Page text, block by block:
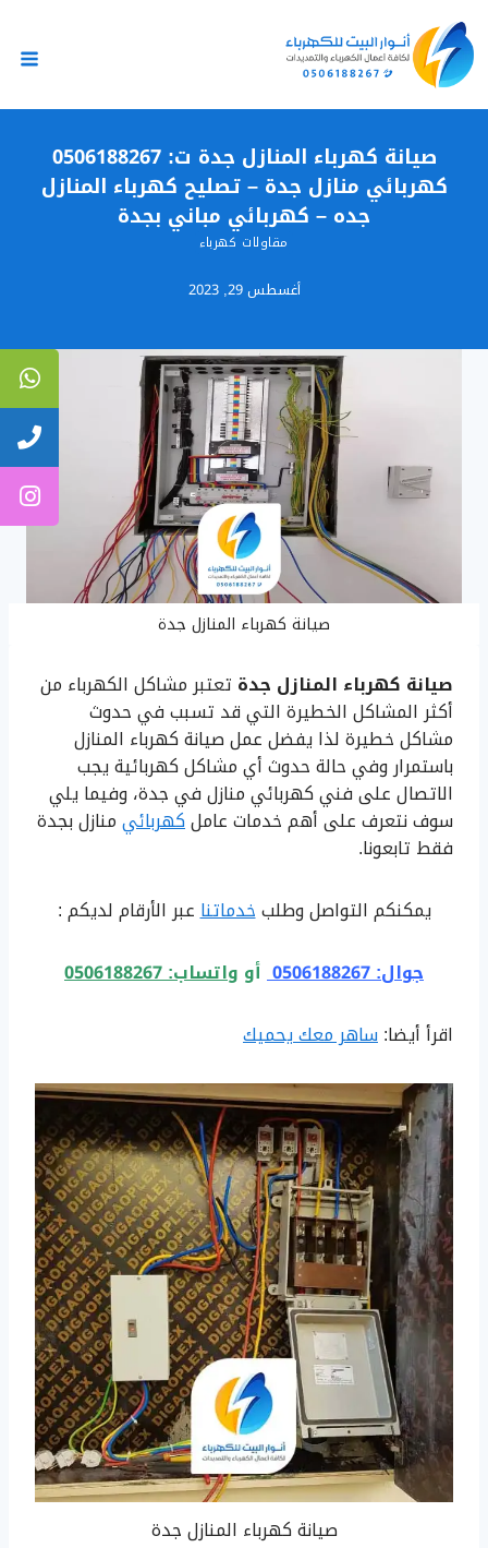
إلى
المحتوى
صيانة كهرباء المنازل جدة ت: 0506188267
كهربائي منازل جدة – تصليح كهرباء المنازل
جده – كهربائي مباني بجدة
مقاولات كهرباء
أغسطس 29, 2023
صيانة كهرباء المنازل جدة
صيانة كهرباء المنازل جدة تعتبر مشاكل الكهرباء من
أكثر المشاكل الخطيرة التي قد تسبب في حدوث
مشاكل خطيرة لذا يفضل عمل صيانة كهرباء المنازل
باستمرار وفي حالة حدوث أي مشاكل كهربائية يجب
الاتصال على فني كهربائي منازل في جدة، وفيما يلي
سوف نتعرف على أهم خدمات عاملكهربائيمنازل بجدة
فقط تابعونا.
يمكنكم التواصل وطلبخدماتناعبر الأرقام لديكم :
جوال: 0506188267
أو واتساب: 0506188267
اقرأ أيضا:ساهر معك يحميك
صيانة كهرباء المنازل جدة